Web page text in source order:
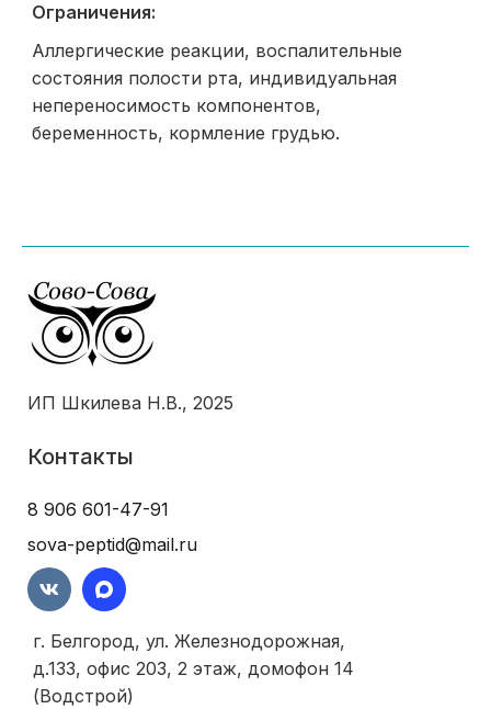
Ограничения:
Аллергические реакции, воспалительные
состояния полости рта, индивидуальная
непереносимость компонентов,
беременность, кормление грудью.
ИП Шкилева Н.В., 2025
Контакты
8 906 601-47-91
sova-peptid@mail.ru
г. Белгород, ул. Железнодорожная,
д.133, офис 203, 2 этаж, домофон 14
(Водстрой)